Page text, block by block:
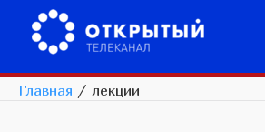
Главная / лекции